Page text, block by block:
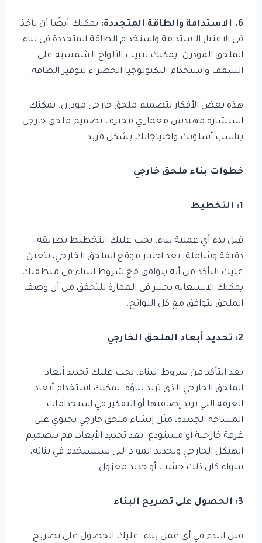
6. الاستدامة والطاقة المتجددة:
يمكنك أيضًا أن تأخذ
في الاعتبار الاستدامة واستخدام الطاقة المتجددة في بناء
الملحق المودرن. يمكنك تثبيت الألواح الشمسية على
السقف واستخدام التكنولوجيا الخضراء لتوفير الطاقة.
هذه بعض الأفكار لتصميم ملحق خارجي مودرن. يمكنك
استشارة مهندس معماري محترف تصميم ملحق خارجي
يناسب أسلوبك واحتياجاتك بشكل فريد.
خطوات بناء ملحق خارجي
1: التخطيط
قبل بدء أي عملية بناء، يجب عليك التخطيط بطريقة
دقيقة وشاملة. بعد اختيار موقع الملحق الخارجي، يتعين
عليك التأكد من أنه يتوافق مع شروط البناء في منطقتك.
يمكنك الاستعانة بخبير في العمارة للتحقق من أن وصف
الملحق يتوافق مع كل اللوائح.
2: تحديد أبعاد الملحق الخارجي
بعد التأكد من شروط البناء، يجب عليك تحديد أبعاد
الملحق الخارجي الذي تريد بناؤه. يمكنك استخدام أبعاد
الغرفة التي تريد إضافتها أو التفكير في استخدامات
المساحة الجديدة، مثل إنشاء ملحق خارجي يحتوي على
غرفة خارجية أو مستودع. بعد تحديد الأبعاد، قم بتصميم
الهيكل الخارجي وتحديد المواد التي ستستخدم في بنائه،
سواء كان ذلك خشب أو حديد معزول.
3: الحصول على تصريح البناء
قبل البدء في أي عمل بناء، عليك الحصول على تصريح